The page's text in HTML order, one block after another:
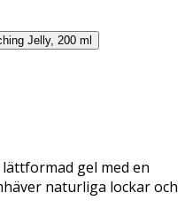
Jelly, 200 ml
lättformad gel med en
naturliga lockar och